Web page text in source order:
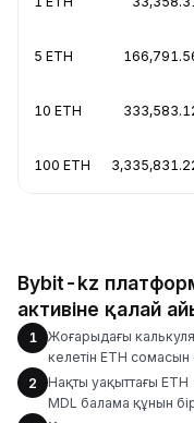
5 ETH
10 ETH
100 ETH
Bybit-kz
активіне қалай
1
Жоғарыдағы
келетін ETH сомасын
2
Нақты уақыттағы
MDL балама құнын